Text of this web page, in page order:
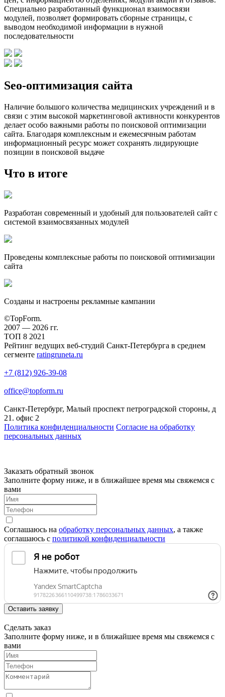
Специально разработанный функционал взаимосвязи
модулей, позволяет формировать сборные страницы, с
выводом необходимой информации в нужной
последовательности
Seo-оптимизация сайта
Наличие большого количества медицинских учреждений и в
связи с этим высокой маркетинговой активности конкурентов
делает особо важными работы по поисковой оптимизации
сайта. Благодаря комплексным и ежемесячным работам
информационный ресурс может сохранять лидирующие
позиции в поисковой выдаче
Что в итоге
Разработан современный и удобный для пользователей сайт с
системой взаимосвязанных модулей
Проведены комплексные работы по поисковой оптимизации
сайта
Созданы и настроены рекламные кампании
©TopForm.
2007 — 2026 гг.
ТОП 8 2021
Рейтинг ведущих веб-студий Санкт-Петербурга в среднем
сегменте ratingruneta.ru
+7 (812) 926-39-08
office@topform.ru
Санкт-Петербург, Малый проспект петроградской стороны, д
21. офис 2
Политика конфиденциальности Согласие на обработку
персональных данных
Заказать обратный звонок
Заполните форму ниже, и в ближайшее время мы свяжемся с
вами
Соглашаюсь на обработку персональных данных, а также
соглашаюсь c политикой конфиденциальности
Оставить заявку
Сделать заказ
Заполните форму ниже, и в ближайшее время мы свяжемся с
вами